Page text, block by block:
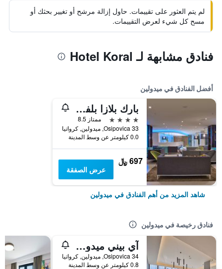
لم يتم العثور على تقييمات. حاول إزالة مرشح أو تغيير بحثك أو
مسح كل شيء لعرض التقييمات.
فنادق مشابهة لـ Hotel Koral
أفضل الفنادق في ميدولين
بارك بلازا بلفيدير ميدولين
4 نجوم
ممتاز 8.5
Osipovica 33, ميدولين, كرواتيا
0.0 كيلومتر عن وسط المدينة
697 ﷼
عرض الصفقة
شاهد المزيد من أهم الفنادق في ميدولين
فنادق رخيصة في ميدولين
آي بيني ميدولين ريزورت
Osipovica 34, ميدولين, كرواتيا
0.8 كيلومتر عن وسط المدينة